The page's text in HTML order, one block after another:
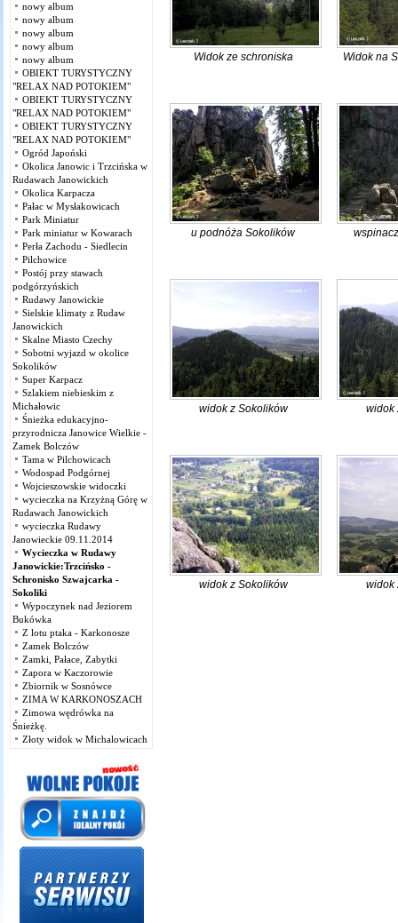
nowy album
nowy album
nowy album
nowy album
nowy album
OBIEKT TURYSTYCZNY
"RELAX NAD POTOKIEM"
OBIEKT TURYSTYCZNY
"RELAX NAD POTOKIEM"
OBIEKT TURYSTYCZNY
"RELAX NAD POTOKIEM"
Ogród Japoński
Okolica Janowic i Trzcińska w
Rudawach Janowickich
Okolica Karpacza
Pałac w Mysłakowicach
Park Miniatur
Park miniatur w Kowarach
Perła Zachodu - Siedlecin
Pilchowice
Postój przy stawach
podgórzyńskich
Rudawy Janowickie
Sielskie klimaty z Rudaw
Janowickich
Skalne Miasto Czechy
Sobotni wyjazd w okolice
Sokolików
Super Karpacz
Szlakiem niebieskim z
Michałowic
Śnieżka edukacyjno-
przyrodnicza Janowice Wielkie -
Zamek Bolczów
Tama w Pilchowicach
Wodospad Podgórnej
Wojcieszowskie widoczki
wycieczka na Krzyżną Górę w
Rudawach Janowickich
wycieczka Rudawy
Janowieckie 09.11.2014
Wycieczka w Rudawy
Janowickie:Trzcińsko -
Schronisko Szwajcarka -
Sokoliki
Wypoczynek nad Jeziorem
Bukówka
Z lotu ptaka - Karkonosze
Zamek Bolczów
Zamki, Pałace, Zabytki
Zapora w Kaczorowie
Zbiornik w Sosnówce
ZIMA W KARKONOSZACH
Zimowa wędrówka na
Śnieżkę.
Złoty widok w Michalowicach
Widok ze schroniska Widok na
u podnóża Sokolików
widok z Sokolików widok
widok z Sokolików widok